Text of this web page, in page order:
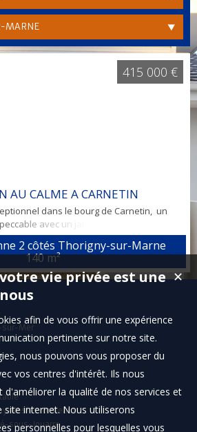
MARNE
AU CALME A CARNETIN
dans le bourg de Carnetin, un
avec un jardin d'environ 50m²!!
environ 140 m²+ garage. Vous
maison familiale au calme, lumineuse et
jardin. Je vous propose cette maison qui
de qualité et de confort. Vous
2 côtés Thorigny-sur-Marne
140 m²
415 000 €
sur-Mer
Nesles-Ormeaux
sous-Jouarre
✕
vie privée est une
afin de vous offrir une expérience
pertinente sur notre site.
nous pouvons vous proposer du
vos centres d'intérêt. Ils nous
la qualité de nos services et
site internet. Nous utiliserons
personnelles pour lesquelles vous